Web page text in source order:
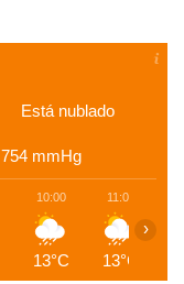
Está nublado
754 mmHg
10:00
13°C
11:00
13°C
›